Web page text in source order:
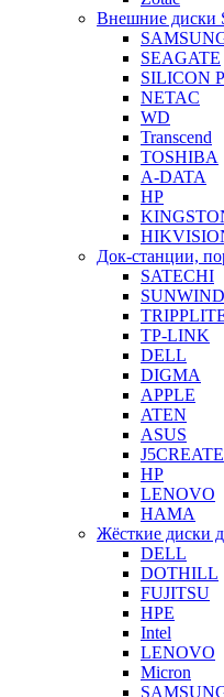
Внешние диски
SEAGATE
SILICON
NETAC
WD
Transcend
TOSHIBA
A-DATA
HP
Док-станции,
SATECHI
SUNWIND
TP-LINK
DELL
DIGMA
APPLE
ATEN
ASUS
J5CREATE
HP
LENOVO
HAMA
Жёсткие диски
DELL
DOTHILL
FUJITSU
HPE
Intel
LENOVO
Micron